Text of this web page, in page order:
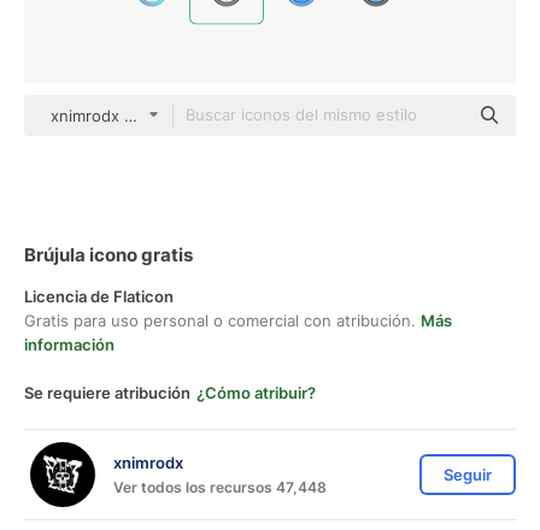
xnimrodx Lineal
Brújula icono gratis
Licencia de Flaticon
Gratis para uso personal o comercial con atribución. Más
información
Se requiere atribución ¿Cómo atribuir?
xnimrodx
Ver todos los recursos 47,448
Seguir